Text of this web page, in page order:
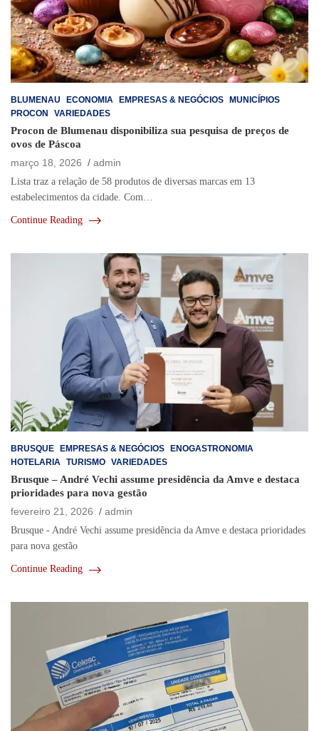
BLUMENAU ECONOMIA EMPRESAS & NEGÓCIOS MUNICÍPIOS
PROCON
VARIEDADES
Procon de Blumenau disponibiliza sua pesquisa de preços de
ovos de Páscoa
março 18, 2026
admin
Lista traz a relação de 58 produtos de diversas marcas em 13
estabelecimentos da cidade. Com…
Continue Reading
BRUSQUE EMPRESAS & NEGÓCIOS
ENOGASTRONOMIA
HOTELARIA TURISMO VARIEDADES
Brusque – André Vechi assume presidência da Amve e destaca
prioridades para nova gestão
fevereiro 21, 2026
admin
Brusque - André Vechi assume presidência da Amve e destaca prioridades
para nova gestão
Continue Reading